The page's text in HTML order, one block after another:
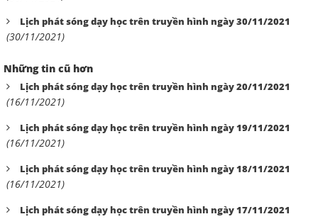
Lịch phát sóng dạy học trên truyền hình ngày 30/11/2021
(30/11/2021)
Những tin cũ hơn
Lịch phát sóng dạy học trên truyền hình ngày 20/11/2021
(16/11/2021)
Lịch phát sóng dạy học trên truyền hình ngày 19/11/2021
(16/11/2021)
Lịch phát sóng dạy học trên truyền hình ngày 18/11/2021
(16/11/2021)
Lịch phát sóng dạy học trên truyền hình ngày 17/11/2021